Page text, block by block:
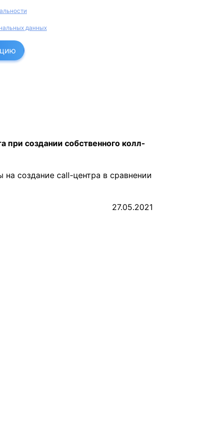
данных
при создании собственного колл-
на создание call-центра в сравнении
27.05.2021